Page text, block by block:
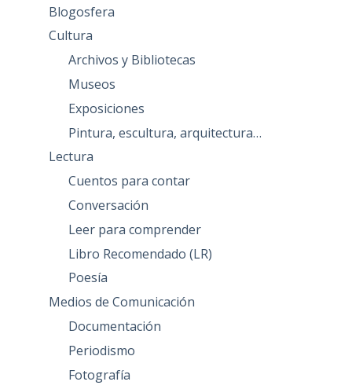
Blogosfera
Cultura
Archivos y Bibliotecas
Museos
Exposiciones
Pintura, escultura, arquitectura…
Lectura
Cuentos para contar
Conversación
Leer para comprender
Libro Recomendado (LR)
Poesía
Medios de Comunicación
Documentación
Periodismo
Fotografía